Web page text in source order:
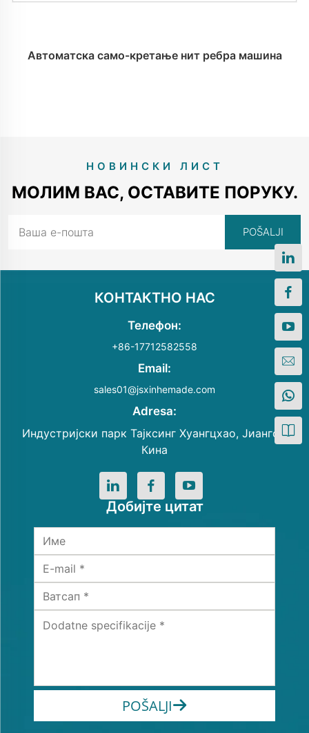
Автоматска само-кретање нит ребра машина
НОВИНСКИ ЛИСТ
МОЛИМ ВАС, ОСТАВИТЕ ПОРУКУ.
КОНТАКТНО НАС
Телефон:
+86-17712582558
Email:
sales01@jsxinhemade.com
Adresa:
Индустријски парк Тајксинг Хуангцхао, Јиангсу,
Кина
Добијте цитат
POŠALJI